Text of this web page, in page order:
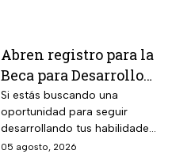
Abren registro para la
Beca para Desarrollo
de Talento PILARES;
requisitos para recibir
hasta 10 mil pesos
Si estás buscando una
oportunidad para seguir
desarrollando tus habilidades
puedes registrarte para la
05 agosto, 2026